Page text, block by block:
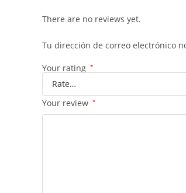
There are no reviews yet.
Tu dirección de correo electrónico
Your rating *
Your review *